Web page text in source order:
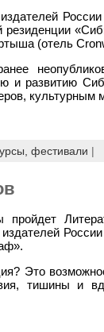
резиденции
(отель
и развитию
фестивали |
Это
тишины и